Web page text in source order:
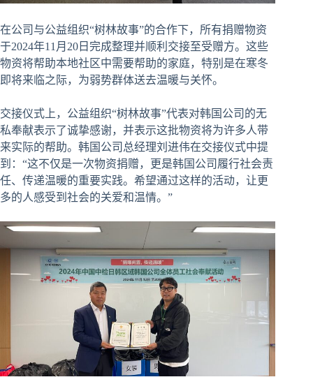
在公司与公益组织“树林故事”的合作下，所有捐赠物资
于2024年11月20日完成整理并顺利交接至受赠方。这些
物资将帮助本地社区中需要帮助的家庭，特别是在寒冬
即将来临之际，为弱势群体送去温暖与关怀。
交接仪式上，公益组织“树林故事”代表对韩国公司的无
私奉献表示了诚挚感谢，并表示这批物资将为许多人带
来实际的帮助。韩国公司总经理刘进伟在交接仪式中提
到：“这不仅是一次物资捐赠，更是韩国公司履行社会责
任、传递温暖的重要实践。希望通过这样的活动，让更
多的人感受到社会的关爱和温情。”